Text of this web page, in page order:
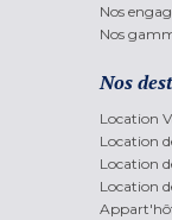
Nos
Nos
Nos
Location
Location
Location
Location